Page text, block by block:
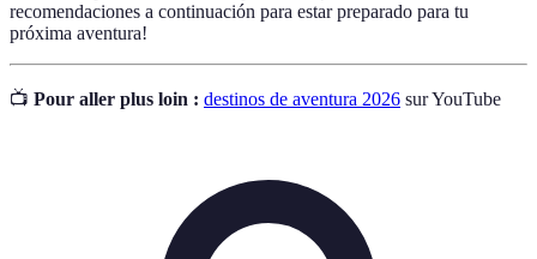
recomendaciones a continuación para estar preparado para tu
próxima aventura!
📺 Pour aller plus loin : destinos de aventura 2026 sur YouTube